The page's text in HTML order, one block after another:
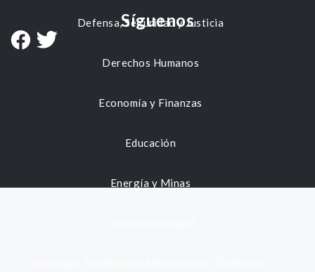
Defensa, Seguridad y Justicia
Derechos Humanos
Economía y Finanzas
Educación
Energía y Minas
Síguenos